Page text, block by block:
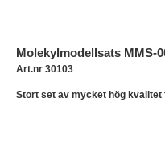
Molekylmodellsats MMS-
Art.nr 30103
Stort set av mycket hög